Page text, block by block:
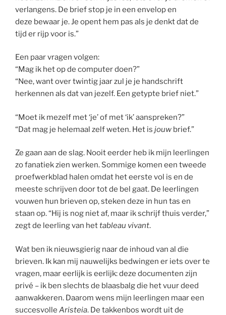
verlangens. De brief stop je in een envelop en
deze bewaar je. Je opent hem pas als je denkt dat de
tijd er rijp voor is.”
Een paar vragen volgen:
“Mag ik het op de computer doen?”
“Nee, want over twintig jaar zul je je handschrift
herkennen als dat van jezelf. Een getypte brief niet.”
“Moet ik mezelf met ‘je’ of met ‘ik’ aanspreken?”
“Dat mag je helemaal zelf weten. Het is jouw brief.”
Ze gaan aan de slag. Nooit eerder heb ik mijn leerlingen
zo fanatiek zien werken. Sommige komen een tweede
proefwerkblad halen omdat het eerste vol is en de
meeste schrijven door tot de bel gaat. De leerlingen
vouwen hun brieven op, steken deze in hun tas en
staan op. “Hij is nog niet af, maar ik schrijf thuis verder,”
zegt de leerling van hettableau vivant.
Wat ben ik nieuwsgierig naar de inhoud van al die
brieven. Ik kan mij nauwelijks bedwingen er iets over te
vragen, maar eerlijk is eerlijk: deze documenten zijn
privé – ik ben slechts de blaasbalg die het vuur deed
aanwakkeren. Daarom wens mijn leerlingen maar een
succesvolle Aristeia. De takkenbos wordt uit de